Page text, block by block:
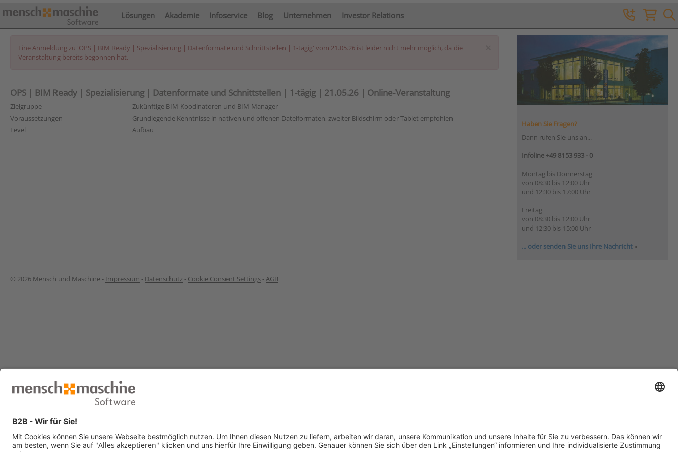
Lösungen Akademie Infoservice Blog Unternehmen Investor Relations
Eine Anmeldung zu 'OPS | BIM Ready | Spezialisierung | Datenformate und Schnittstellen | 1-tägig' vom 21.05.26 ist leider nicht mehr möglich, da die
Veranstaltung bereits begonnen hat.
OPS | BIM Ready | Spezialisierung | Datenformate und Schnittstellen | 1-tägig | 21.05.26 | Online-Veranstaltung
Zielgruppe
Zukünftige BIM-Koodinatoren und BIM-Manager
Voraussetzungen
Grundlegende Kenntnisse in nativen und offenen Dateiformaten, zweiter Bildschirm oder Tablet empfohlen
Level
Aufbau
Haben Sie Fragen?
Dann rufen Sie uns an...
Infoline +49 8153 933 - 0
Montag bis Donnerstag
von 08:30 bis 12:00 Uhr
und 12:30 bis 17:00 Uhr
Freitag
von 08:30 bis 12:00 Uhr
und 12:30 bis 15:00 Uhr
... oder senden Sie uns Ihre Nachricht »
© 2026 Mensch und Maschine - Impressum - Datenschutz- Cookie Consent Settings-AGB